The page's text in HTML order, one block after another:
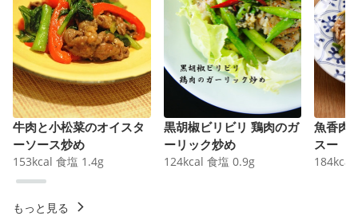
牛肉と小松菜のオイスタ
ーソース炒め
153kcal 食塩 1.4g
黒胡椒ビリビリ 鶏肉のガ
ーリック炒め
124kcal 食塩 0.9g
魚香肉
スー
184kcal
もっと見る